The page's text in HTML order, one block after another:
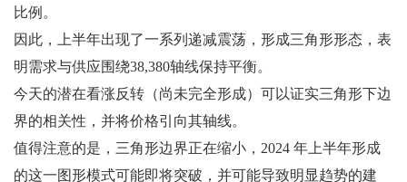
比例。
因此，上半年出现了一系列递减震荡，形成三角形形态，表
明需求与供应围绕38,380轴线保持平衡。
今天的潜在看涨反转（尚未完全形成）可以证实三角形下边
界的相关性，并将价格引向其轴线。
值得注意的是，三角形边界正在缩小，2024 年上半年形成
的这一图形模式可能即将突破，并可能导致明显趋势的建